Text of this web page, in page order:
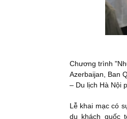
Chương trình
Azerbaijan, Ban
– Du lịch Hà Nội
Lễ khai mạc có
du khách quốc